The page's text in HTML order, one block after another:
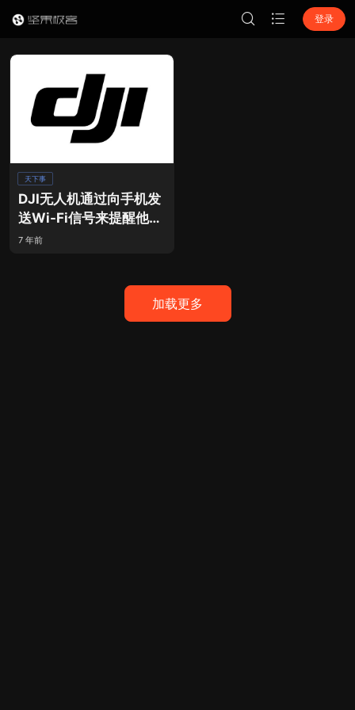
登录
天下事
DJI无人机通过向手机发
送Wi-Fi信号来提醒他
们！
7 年前
加载更多